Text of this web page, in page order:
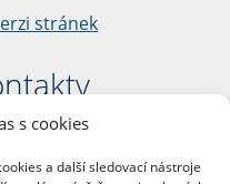
s cookies
a další sledovací nástroje
stránek
1/2